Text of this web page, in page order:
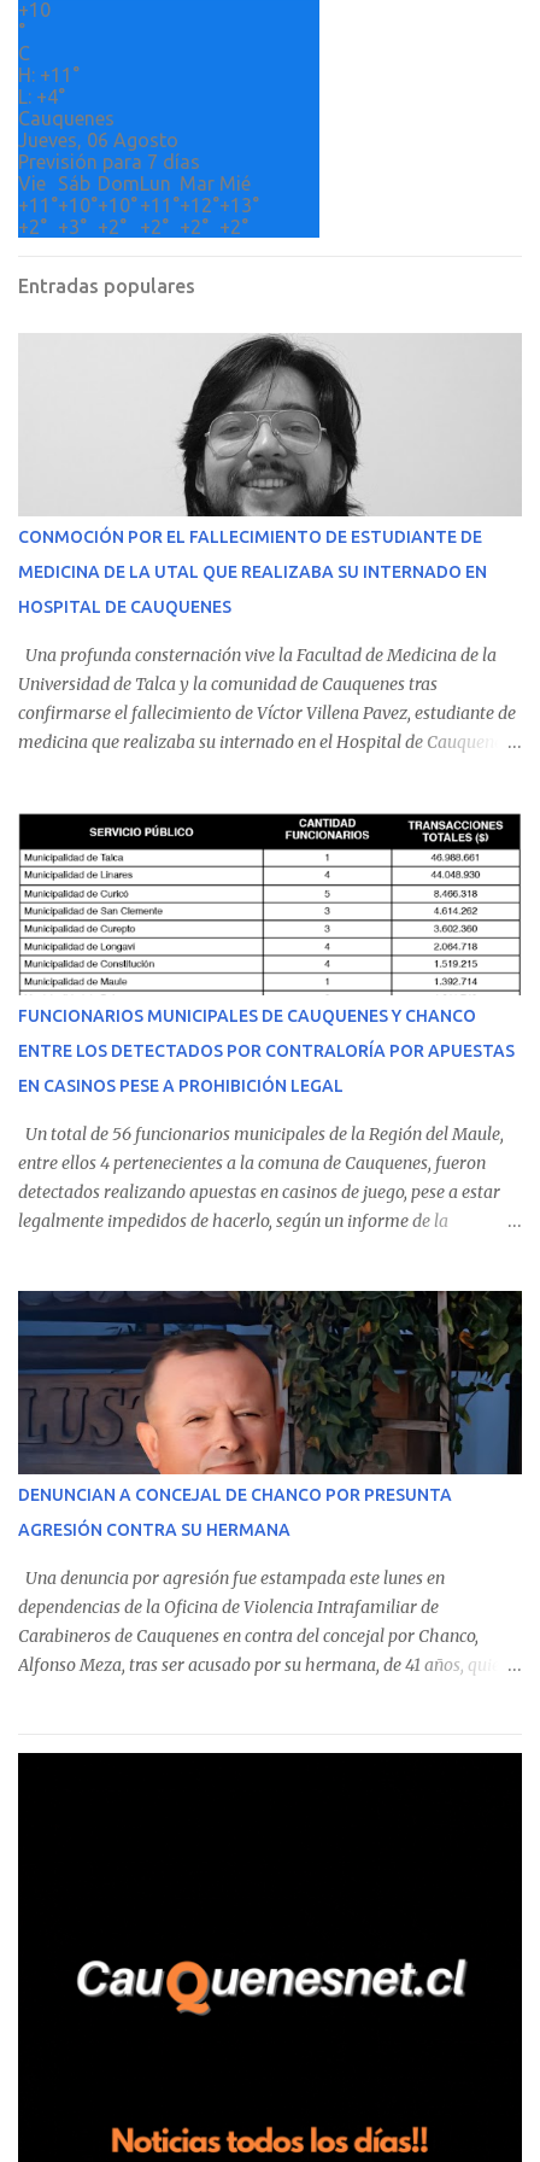
i
s
+10
°
C
H: +11°
L: +4°
Cauquenes
Jueves, 06 Agosto
Previsión para 7 días
Vie
Sáb DomLun Mar Mié
+11°+10°+10°+11°+12°+13°
+2° +3° +2° +2° +2° +2°
Entradas populares
CONMOCIÓN POR EL FALLECIMIENTO DE ESTUDIANTE DE
MEDICINA DE LA UTAL QUE REALIZABA SU INTERNADO EN
HOSPITAL DE CAUQUENES
Una profunda consternación vive la Facultad de Medicina de la
Universidad de Talca y la comunidad de Cauquenes tras
confirmarse el fallecimiento de Víctor Villena Pavez, estudiante de
medicina que realizaba su internado en el Hospital de Cauquenes.
malestares físicos. Dada la complejidad de su estado de salud, el
equipo médico determinó su traslado de urgencia al Hospital
Regional de Talca y dado la urgencia la ambulancia partió hacia
Talca con escolta de Carabineros. En medio del traslado, el
estudiante de medicina de 25 años, se agravó y pese a los esfuerzos
del personal de emergencia terminó falleciendo, sin alcanzar a
recibir atención especializada en el centro de destino. Apenas se
conoció la gravedad de su condición, sus padres —residentes en
Villarrica— se trasladaron a Cauquenes con la esperanza de una
evolución favorable. No obstante, alrededo...
FUNCIONARIOS MUNICIPALES DE CAUQUENES Y CHANCO
ENTRE LOS DETECTADOS POR CONTRALORÍA POR APUESTAS
EN CASINOS PESE A PROHIBICIÓN LEGAL
Un total de 56 funcionarios municipales de la Región del Maule,
entre ellos 4 pertenecientes a la comuna de Cauquenes, fueron
detectados realizando apuestas en casinos de juego, pese a estar
legalmente impedidos de hacerlo, según un informe de la
estableció que estos funcionarios —quienes administran o
custodian fondos públicos— efectuaron transacciones por un
monto total de $116.075.918 entre enero de 2024 y junio de 2025.
En el detalle regional, se indica que en la comuna de Cauquenes se
identificó a cuatro funcionarios involucrados en este tipo de
operaciones. Asimismo, se precisa que uno de los casos
corresponde a un funcionario de la Municipalidad de Chanco,
detectaron incumplimientos a la normativa vigente. El informe
precisa que la mayor cantidad de dinero apostado se registró en
Talca, donde...
DENUNCIAN A CONCEJAL DE CHANCO POR PRESUNTA
AGRESIÓN CONTRA SU HERMANA
Una denuncia por agresión fue estampada este lunes en
dependencias de la Oficina de Violencia Intrafamiliar de
Carabineros de Cauquenes en contra del concejal por Chanco,
Alfonso Meza, tras ser acusado por su hermana, de 41 años, quien
relató que los hechos ocurrieron cerca de las 11:30 horas en el
trabajadores, el edil descendió del vehículo y, en medio de la
confrontación, la habría tomado de los hombros, empujado al
suelo y agredido con golpes de pies y manos, mientr...